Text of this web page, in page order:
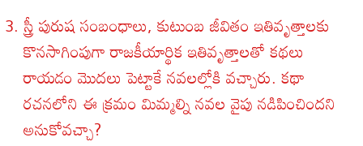
స్త్రీ పురుష సంబంధాలు, కుటుంబ జీవితం ఇతివృత్తాలకు
కొనసాగింపుగా రాజకీయార్థిక ఇతివృత్తాలతో కథలు
రాయడం మొదలు పెట్టాకే నవలల్లోకి వచ్చారు. కథా
రచనలోని ఈ క్రమం మిమ్మల్ని నవల వైపు నడిపించిందని
అనుకోవచ్చా?